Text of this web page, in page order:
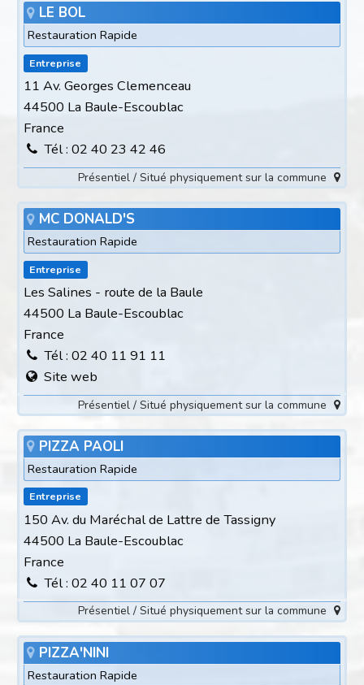
LE BOL
Restauration Rapide
Entreprise
11 Av. Georges Clemenceau
44500 La Baule-Escoublac
France
Tél : 02 40 23 42 46
Présentiel / Situé physiquement sur la commune
MC DONALD'S
Restauration Rapide
Entreprise
Les Salines - route de la Baule
44500 La Baule-Escoublac
France
Tél : 02 40 11 91 11
Site web
Présentiel / Situé physiquement sur la commune
PIZZA PAOLI
Restauration Rapide
Entreprise
150 Av. du Maréchal de Lattre de Tassigny
44500 La Baule-Escoublac
France
Tél : 02 40 11 07 07
Présentiel / Situé physiquement sur la commune
PIZZA'NINI
Restauration Rapide